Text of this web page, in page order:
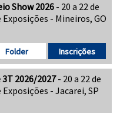
Show 2026 - 20 a 22 de
Exposições - Mineiros, GO
Inscrições
Folder
3T 2026/2027- 20 a 22 de
- Jacarei, SP